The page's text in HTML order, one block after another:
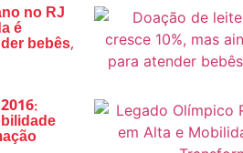
no RJ
é
bebês,